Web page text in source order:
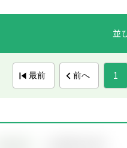
並
最前 前へ 1